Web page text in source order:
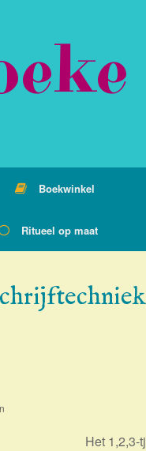
Boekwinkel
Ritueel op maat
Het 1,2,3-